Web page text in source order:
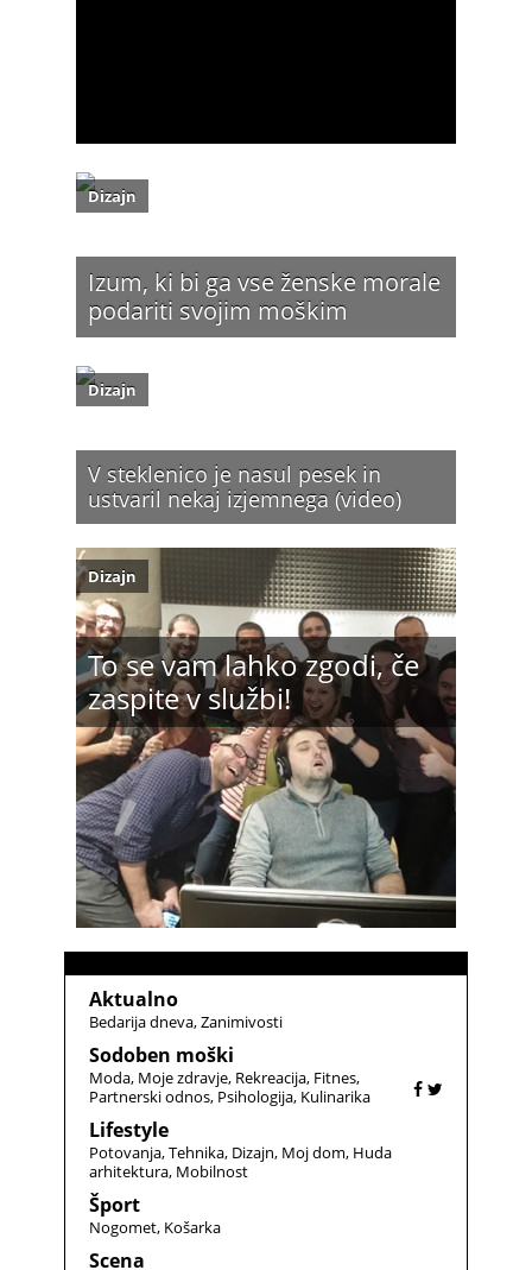
Izum, ki bi ga vse ženske morale
podariti svojim moškim
Dizajn
V steklenico je nasul pesek in
ustvaril nekaj izjemnega (video)
Dizajn
To se vam lahko zgodi, če
zaspite v službi!
Dizajn
Aktualno
Bedarija dneva Zanimivosti
Sodoben moški
Moda Moje zdravje Rekreacija Fitnes
Partnerski odnos Psihologija Kulinarika
Lifestyle
Potovanja Tehnika Dizajn Moj dom Huda
arhitektura Mobilnost
Šport
Nogomet Košarka
Scena